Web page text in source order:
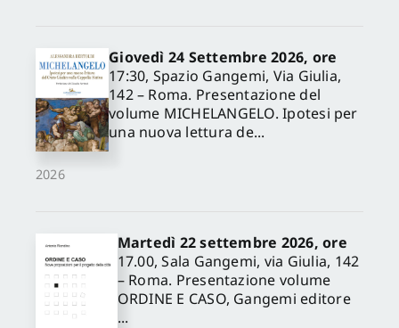
2026
Giovedì 24 Settembre 2026, ore
17:30, Spazio Gangemi, Via Giulia,
142 – Roma. Presentazione del
volume MICHELANGELO. Ipotesi per
una nuova lettura de...
Martedì 22 settembre 2026, ore
17.00, Sala Gangemi, via Giulia, 142
– Roma. Presentazione volume
ORDINE E CASO, Gangemi editore
...